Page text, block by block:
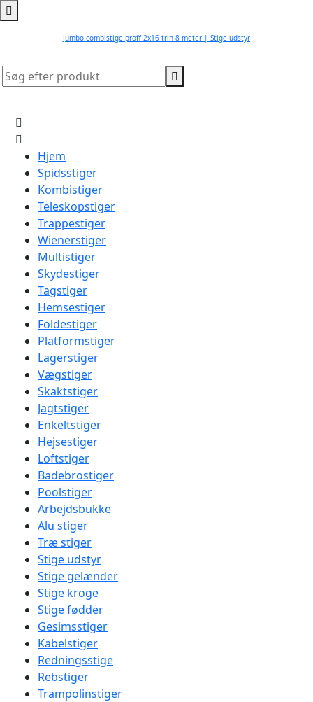
Jumbo combistige proff 2x16 trin 8 meter | Stige udstyr
Hjem
Spidsstiger
Kombistiger
Teleskopstiger
Trappestiger
Wienerstiger
Multistiger
Skydestiger
Tagstiger
Hemsestiger
Foldestiger
Platformstiger
Lagerstiger
Vægstiger
Skaktstiger
Jagtstiger
Enkeltstiger
Hejsestiger
Loftstiger
Badebrostiger
Poolstiger
Arbejdsbukke
Alu stiger
Træ stiger
Stige udstyr
Stige gelænder
Stige kroge
Stige fødder
Gesimsstiger
Kabelstiger
Redningsstige
Rebstiger
Trampolinstiger